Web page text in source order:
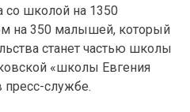
со школой на 1350
на 350 малышей, который
станет частью школы
«школы Евгения
пресс-службе.